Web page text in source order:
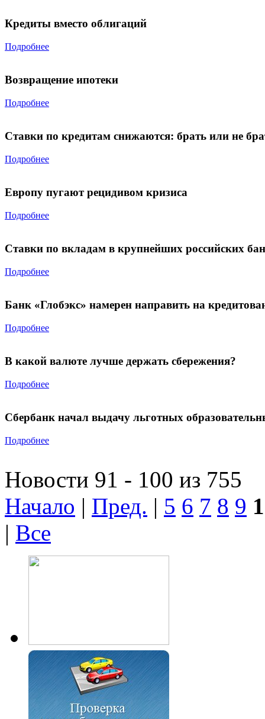
Кредиты вместо облигаций
Подробнее
Возвращение ипотеки
Подробнее
Ставки по кредитам снижаются: брать или не
Подробнее
Европу пугают рецидивом кризиса
Подробнее
Ставки по вкладам в крупнейших российских
Подробнее
Банк «Глобэкс» намерен направить на
Подробнее
В какой валюте лучше держать сбережения?
Подробнее
Сбербанк начал выдачу льготных
Подробнее
Новости 91 - 100 из 755
Начало | Пред. | 5 6 7 8 9
| Все